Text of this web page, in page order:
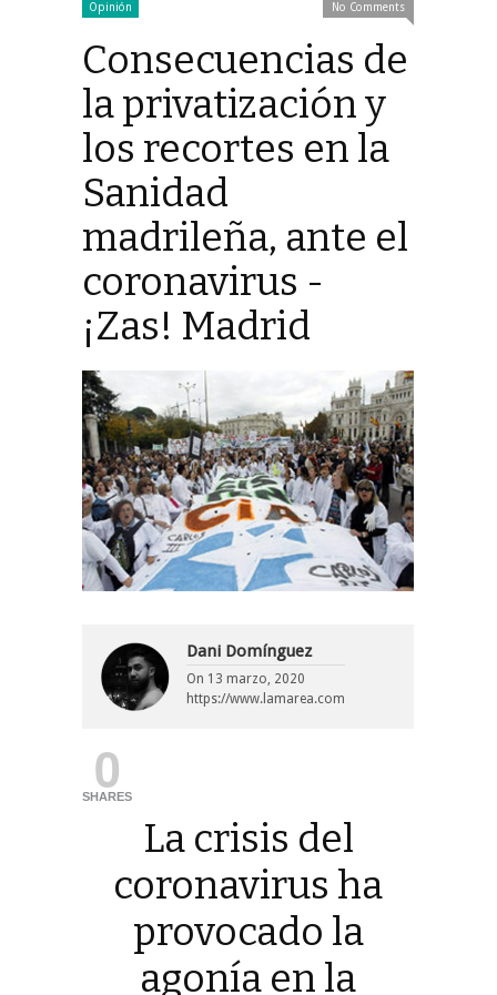
Opinión No Comments
Consecuencias de
la privatización y
los recortes en la
Sanidad
madrileña, ante el
coronavirus -
¡Zas! Madrid
Dani Domínguez
On 13 marzo, 2020
https://www.lamarea.com
0
SHARES
La crisis del
coronavirus ha
provocado la
agonía en la